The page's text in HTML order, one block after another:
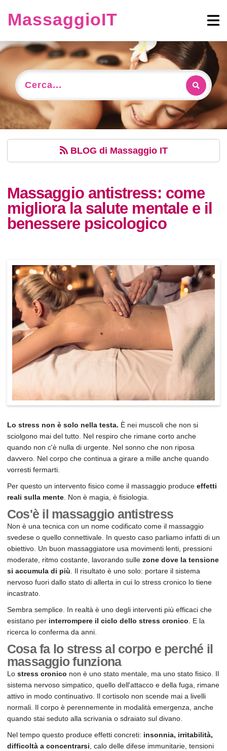
MassaggioIT
Cerca...
BLOG di Massaggio IT
Massaggio antistress: come
migliora la salute mentale e il
benessere psicologico
Lo stress non è solo nella testa. È nei muscoli che non si
sciolgono mai del tutto. Nel respiro che rimane corto anche
quando non c'è nulla di urgente. Nel sonno che non riposa
davvero. Nel corpo che continua a girare a mille anche quando
vorresti fermarti.
Per questo un intervento fisico come il massaggio produce effetti
reali sulla mente. Non è magia, è fisiologia.
Cos'è il massaggio antistress
Non è una tecnica con un nome codificato come il massaggio
svedese o quello connettivale. In questo caso parliamo infatti di un
obiettivo. Un buon massaggiatore usa movimenti lenti, pressioni
moderate, ritmo costante, lavorando sulle zone dove la tensione
si accumula di più. Il risultato è uno solo: portare il sistema
nervoso fuori dallo stato di allerta in cui lo stress cronico lo tiene
incastrato.
Sembra semplice. In realtà è uno degli interventi più efficaci che
esistano per interrompere il ciclo dello stress cronico. E la
ricerca lo conferma da anni.
Cosa fa lo stress al corpo e perché il
massaggio funziona
Lo stress cronico non è uno stato mentale, ma uno stato fisico. Il
sistema nervoso simpatico, quello dell'attacco e della fuga, rimane
attivo in modo continuativo. Il cortisolo non scende mai a livelli
normali. Il corpo è perennemente in modalità emergenza, anche
quando stai seduto alla scrivania o sdraiato sul divano.
Nel tempo questo produce effetti concreti: insonnia, irritabilità,
difficoltà a concentrarsi, calo delle difese immunitarie, tensioni